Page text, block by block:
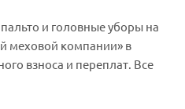
и головные уборы на
меховой компании» в
взноса и переплат. Все